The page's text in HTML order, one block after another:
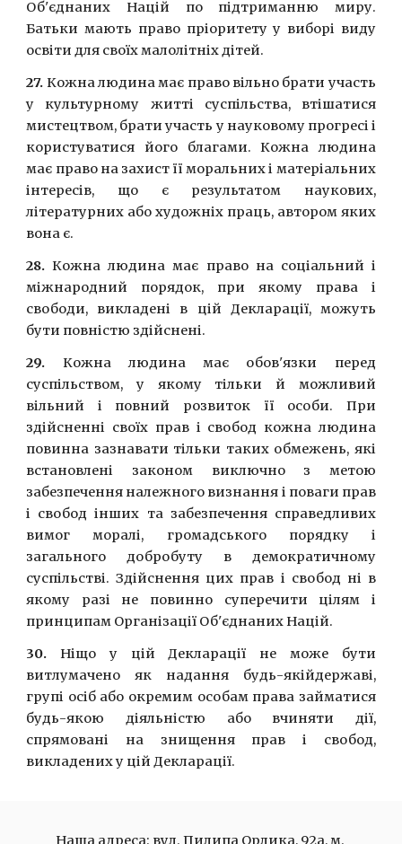
Об'єднаних Нацiй по пiдтриманню миру.
Батьки мають право прiоритету у виборi виду
освiти для своїх малолiтнiх дiтей.
27. Кожна людина має право вiльно брати участь
у культурному житті суспiльства, втiшатися
мистецтвом, брати участь у науковому прогресi i
користуватися його благами. Кожна людина
має право на захист її моральних i матеріальних
iнтересiв, що є результатом наукових,
лiтературних або художнiх праць, автором яких
вона є.
28.Кожна людина має право на соцiальний i
мiжнародний порядок, при якому права i
свободи, викладенi в цiй Декларацiї, можуть
бути повністю здiйсненi.
29. Кожна людина має обов'язки перед
суспiльством, у якому тiльки й можливий
вiльний i повний розвиток її особи. При
здiйсненнi своїх прав i свобод кожна людина
повинна зазнавати тiльки таких обмежень, якi
встановленi законом виключно з метою
забезпечення належного визнання i поваги прав
i свобод iнших та забезпечення справедливих
вимог моралi, громадського порядку i
загального добробуту в демократичному
суспiльствi. Здiйснення цих прав i свобод нi в
якому разi не повинно суперечити цiлям i
принципам Органiзацiї Об'єднаних Нацiй.
30.Нiщо у цiй Декларацiї не може бути
витлумачено як надання будь-якiйдержавi,
групi осiб або окремим особам права займатися
будь-якою дiяльнiстю або вчиняти дiї,
спрямованi на знищення прав i свобод,
викладених у цiй Декларацiї.
Наша адреса: вул. Пилипа Орлика, 92а, м.